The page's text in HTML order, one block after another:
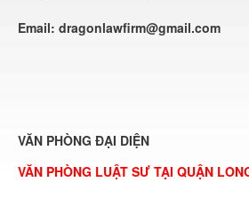
Email: dragonlawfirm@gmail.com
VĂN PHÒNG ĐẠI DIỆN
VĂN PHÒNG LUẬT SƯ TẠI QUẬN